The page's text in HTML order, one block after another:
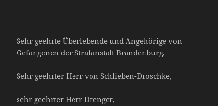
Sehr geehrte Überlebende und Angehörige von
Gefangenen der Strafanstalt Brandenburg,
Sehr geehrter Herr von Schlieben-Droschke,
sehr geehrter Herr Drenger,